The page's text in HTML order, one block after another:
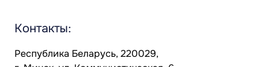
Контакты:
Республика Беларусь, 220029,